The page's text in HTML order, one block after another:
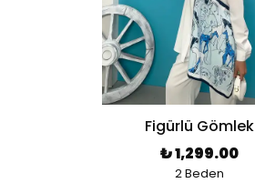
Figürlü Gömlek
₺ 1,299.00
2 Beden